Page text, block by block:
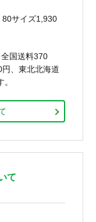
80サイズ1,930
国送料370
、東北北海道
て